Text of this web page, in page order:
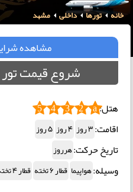
سفر به ارمنستان | دیدنی‌ها و
معرفی بهترین غذاهای محلی و
خانه تورها داخلی مشهد
مشاهده
شروع قیمت تور از690,000
هتل: a
2
3
4
5
اقامت:3 روز 4 روز 5 روز
تاریخ حرکت:هرروز
وسیله:هواپیما قطار 6 تخته قطار 4 تخته